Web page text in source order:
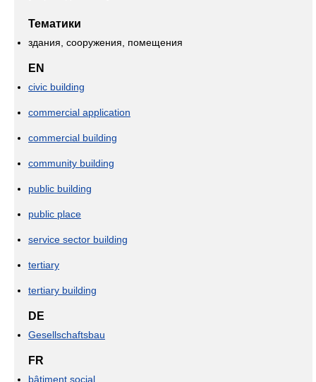
Тематики
здания, сооружения, помещения
EN
civic building
commercial application
commercial building
community building
public building
public place
service sector building
tertiary
tertiary building
DE
Gesellschaftsbau
FR
bâtiment social